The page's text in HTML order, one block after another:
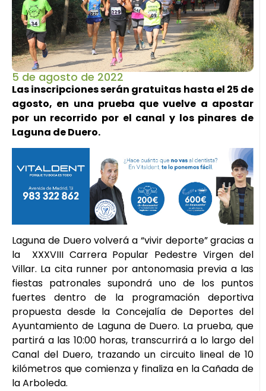
5 de agosto de 2022
Las inscripciones serán gratuitas hasta el 25 de
agosto, en una prueba que vuelve a apostar
por un recorrido por el canal y los pinares de
Laguna de Duero.
Laguna de Duero volverá a “vivir deporte” gracias a
la XXXVIII Carrera Popular Pedestre Virgen del
Villar. La cita runner por antonomasia previa a las
fiestas patronales supondrá uno de los puntos
fuertes dentro de la programación deportiva
propuesta desde la Concejalía de Deportes del
Ayuntamiento de Laguna de Duero. La prueba, que
partirá a las 10:00 horas, transcurrirá a lo largo del
Canal del Duero, trazando un circuito lineal de 10
kilómetros que comienza y finaliza en la Cañada de
la Arboleda.